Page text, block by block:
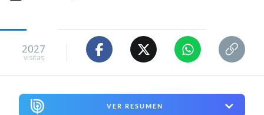
2027
visitas
VER RESUMEN